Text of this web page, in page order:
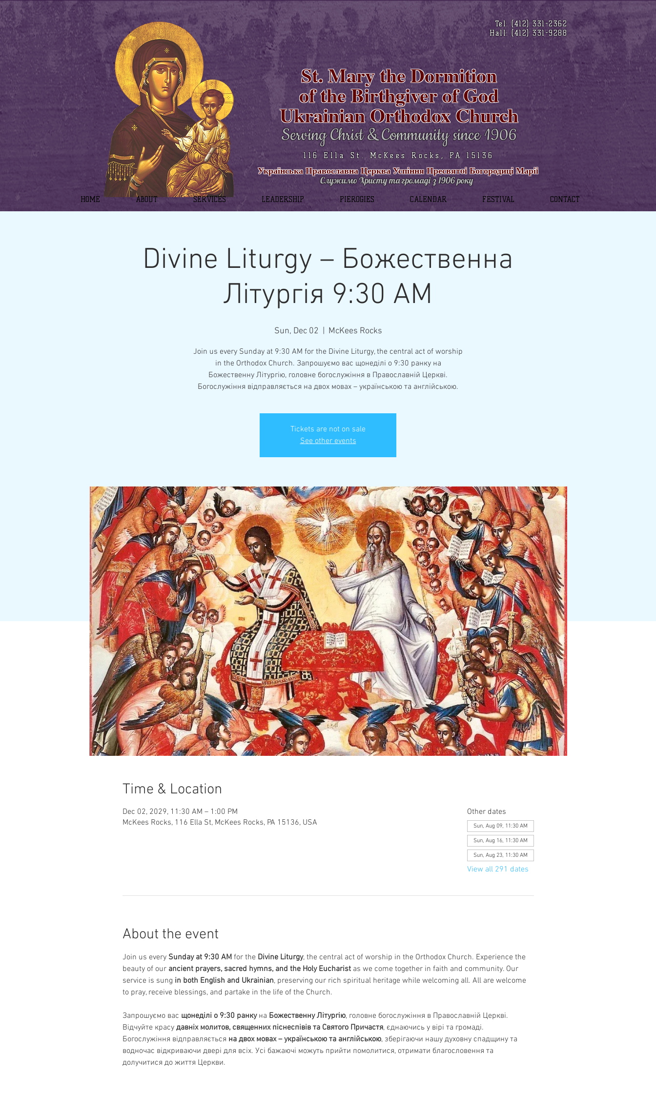
Tel: (412) 331-2362
Hall: (412) 331-9288
St. Mary the Dormition
of the Birthgiver of God
Ukrainian Orthodox Church
Serving Christ & Community since 1906
116 Ella St. McKees Rocks, PA 15136
Українська Православна Церква Успіння Пресвятoi Богородиці Маріi
Служимо Христу та громаді з 1906 року
HOME ABOUT SERVICES LEADERSHIP PIEROGIES CALENDAR FESTIVAL CONTACT
Divine Liturgy – Божественна
Літургія 9:30 AM
Sun, Dec 02 McKees Rocks
Join us every Sunday at 9:30 AM for the Divine Liturgy, the central act of worship
in the Orthodox Church. Запрошуємо вас щонеділі о 9:30 ранку на
Божественну Літургію, головне богослужіння в Православній Церкві.
Богослужіння відправляється на двох мовах – українською та англійською.
Tickets are not on sale
See other events
Time & Location
Dec 02, 2029, 11:30 AM – 1:00 PM
McKees Rocks, 116 Ella St, McKees Rocks, PA 15136, USA
Other dates
Sun, Aug 09, 11:30 AM
Sun, Aug 16, 11:30 AM
Sun, Aug 23, 11:30 AM
View all 291 dates
About the event
Join us every Sunday at 9:30 AM for the Divine Liturgy, the central act of worship in the Orthodox Church. Experience the
beauty of our ancient prayers, sacred hymns, and the Holy Eucharist as we come together in faith and community. Our
service is sung in both English and Ukrainian, preserving our rich spiritual heritage while welcoming all. All are welcome
to pray, receive blessings, and partake in the life of the Church.
Запрошуємо вас щонеділі о 9:30 ранку на Божественну Літургію, головне богослужіння в Православній Церкві.
Відчуйте красу давніх молитов, священних піснеспівів та Святого Причастя, єднаючись у вірі та громаді.
Богослужіння відправляється на двох мовах – українською та англійською, зберігаючи нашу духовну спадщину та
водночас відкриваючи двері для всіх. Усі бажаючі можуть прийти помолитися, отримати благословення та
долучитися до життя Церкви.